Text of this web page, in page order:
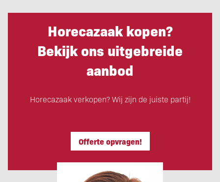
Horecazaak kopen?
Bekijk ons uitgebreide
aanbod
Horecazaak verkopen? Wij zijn de juiste partij!
Offerte opvragen!